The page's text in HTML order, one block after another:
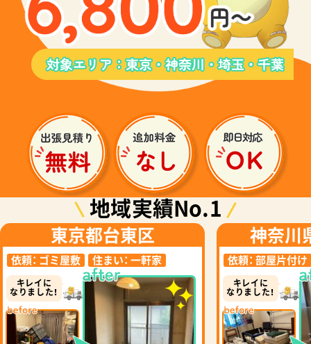
地域実績No.1
東京都台東区
依頼： ゴミ屋敷 住まい： 一軒家
キレイに
なりました！
神奈川
依頼： 部屋片付け
キレイに
なりました！